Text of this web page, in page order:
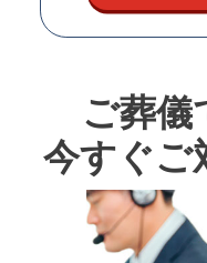
ご葬儀
今すぐご